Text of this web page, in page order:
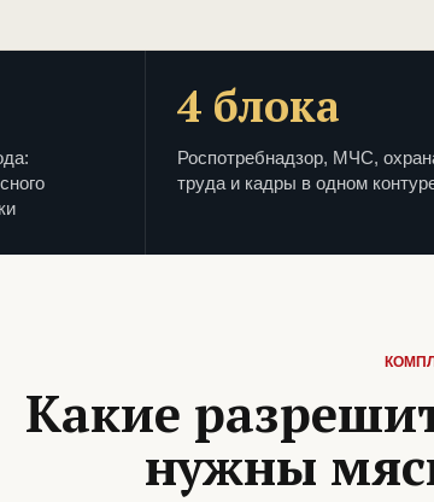
4 блока
Роспотребнадзор, МЧС,
труда и кадры в одном
Какие
нужны